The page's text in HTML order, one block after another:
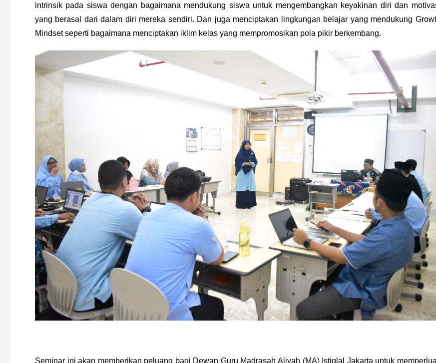
intrinsik pada siswa dengan bagaimana mendukung siswa untuk mengembangkan keyakinan diri dan
yang berasal dari dalam diri mereka sendiri. Dan juga menciptakan lingkungan belajar yang mendukung
Mindset seperti bagaimana menciptakan iklim kelas yang mempromosikan pola pikir berkembang.
Seminar ini akan memberikan peluang bagi Dewan Guru Madrasah Aliyah (MA) Istiqlal Jakarta untuk